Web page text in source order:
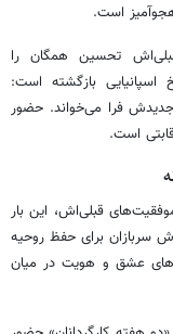
است.
تحسین همگان را
اسپانیایی بازگشته است:
جدیدش فرا می‌خواند. حضور
است.
قبلی‌اش، این بار
سربازان برای حفظ روحیه
عشق و هویت در میان